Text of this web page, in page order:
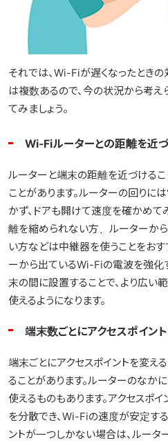
それでは、Wi-Fiが遅くなったとき
は複数あるので、今の状況から考え
てみましょう。
Wi-Fiルーターとの距離を近
ルーターと端末の距離を近づけるこ
ことがあります。ルーターの回りに
かず、ドアも開けて速度を確かめて
離を縮められない方、ルーターか
い方などは中継器を使うことをおす
ーから出ているWi-Fiの電波を強化
末の間に設置することで、より広い
使えるようになります。
端末数ごとにアクセスポイン
端末ごとにアクセスポイントを変え
ることがあります。ルーターのなか
使えるものもあります。アクセスポ
を分散でき、Wi-Fiの速度が安定する
ントが一つしかない場合は、ルータ